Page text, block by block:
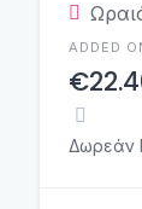
ADDED
Δωρεάν